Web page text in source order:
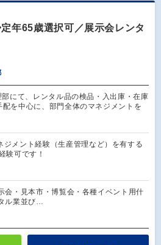
年65歳選択可／展示会レンタ
にて、レンタル品の検品・入出庫・在庫
を中心に、部門全体のマネジメントを
ジメント経験（生産管理など）を有する
験可です！
会・見本市・博覧会・各種イベント用什
ル業並び…